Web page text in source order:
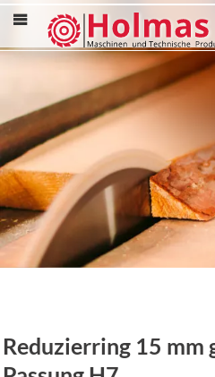
Menü
Reduzierring 15 mm